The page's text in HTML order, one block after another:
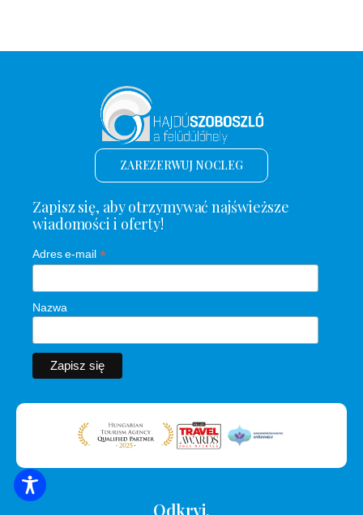
ZAREZERWUJ NOCLEG
Zapisz się, aby otrzymywać najświeższe
wiadomości i oferty!
Adres e-mail *
Nazwa
Odkryj.